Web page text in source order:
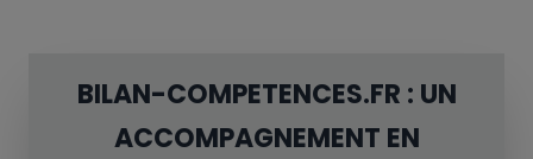
BILAN-COMPETENCES.FR : UN
ACCOMPAGNEMENT EN